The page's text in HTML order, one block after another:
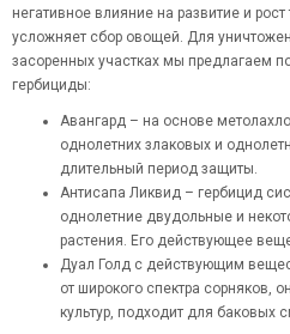
негативное влияние на развитие и
усложняет сбор овощей. Для
засоренных участках мы предлагаем
гербициды:
Авангард – на основе
однолетних злаковых и
длительный период защиты.
Антисапа Ликвид – гербицид
однолетние двудольные и
растения. Его действующее
Дуал Голд с действующим
от широкого спектра сорняков,
культур, подходит для баковых